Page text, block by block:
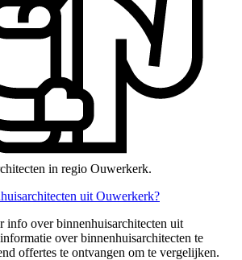
in regio Ouwerkerk.
uit Ouwerkerk?
info over binnenhuisarchitecten uit
over binnenhuisarchitecten te
offertes te ontvangen om te vergelijken.